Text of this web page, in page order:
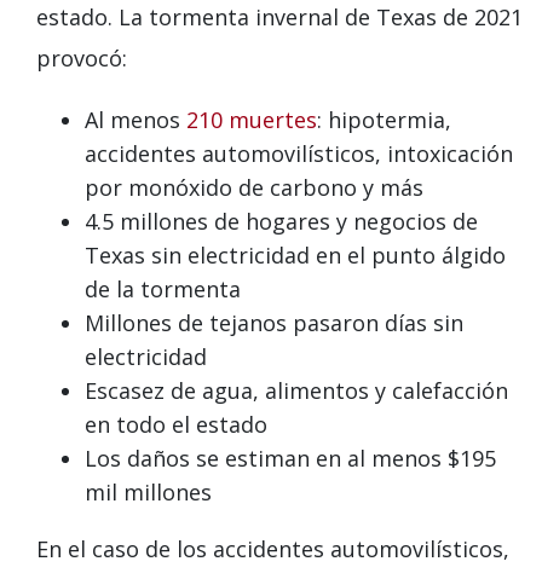
estado. La tormenta invernal de Texas de 2021
provocó:
Al menos 210 muertes: hipotermia,
accidentes automovilísticos, intoxicación
por monóxido de carbono y más
4.5 millones de hogares y negocios de
Texas sin electricidad en el punto álgido
de la tormenta
Millones de tejanos pasaron días sin
electricidad
Escasez de agua, alimentos y calefacción
en todo el estado
Los daños se estiman en al menos $195
mil millones
En el caso de los accidentes automovilísticos,